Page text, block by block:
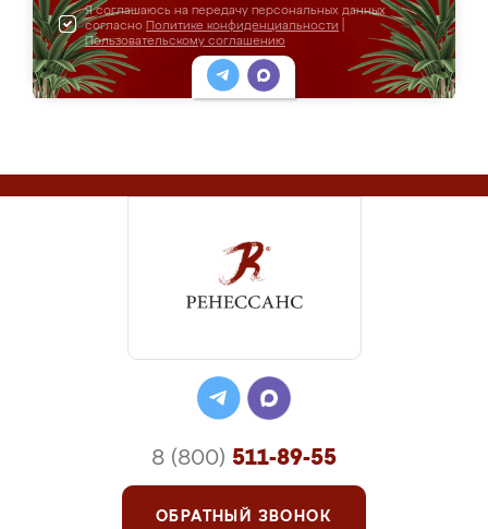
Я соглашаюсь на передачу персональных данных
согласно Политике конфиденциальности
Пользовательскому соглашению
8 (800) 511-89-55
ОБРАТНЫЙ ЗВОНОК